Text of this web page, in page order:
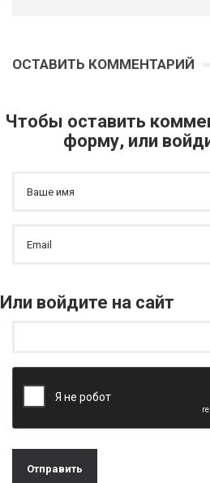
ОСТАВИТЬ КОММЕНТАРИЙ
Чтобы оставить
форму, или
Или войдите на сайт